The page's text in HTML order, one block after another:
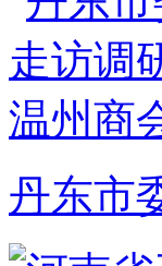
丹东市